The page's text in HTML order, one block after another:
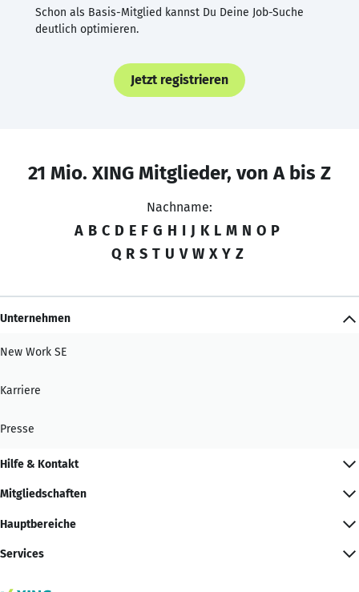
Schon als Basis-Mitglied kannst Du Deine Job-Suche
deutlich optimieren.
Jetzt registrieren
21 Mio. XING Mitglieder, von A bis Z
Nachname:
A B C D E F G H I J K L M N O P
Q R S T U V W X Y Z
Unternehmen
New Work SE
Karriere
Presse
Hilfe & Kontakt
Mitgliedschaften
Hauptbereiche
Services